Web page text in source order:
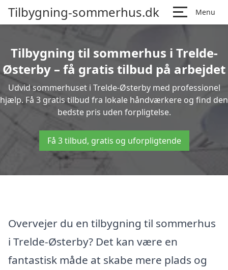
Tilbygning-sommerhus.dk Menu
Tilbygning til sommerhus i Trelde-
Østerby – få gratis tilbud på arbejdet
Udvid sommerhuset i Trelde-Østerby med professionel
hjælp. Få 3 gratis tilbud fra lokale håndværkere og find den
bedste pris uden forpligtelse.
Få 3 tilbud, gratis og uforpligtende
Overvejer du en tilbygning til sommerhus
i Trelde-Østerby? Det kan være en
fantastisk måde at skabe mere plads og